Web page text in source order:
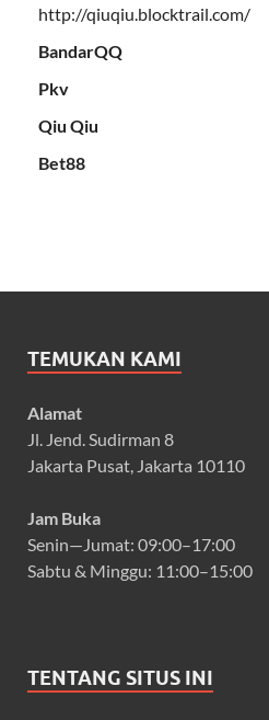
http://qiuqiu.blocktrail.com/
BandarQQ
Pkv
Qiu Qiu
Bet88
TEMUKAN KAMI
Alamat
Jl. Jend. Sudirman 8
Jakarta Pusat, Jakarta 10110
Jam Buka
Senin—Jumat: 09:00–17:00
Sabtu & Minggu: 11:00–15:00
TENTANG SITUS INI